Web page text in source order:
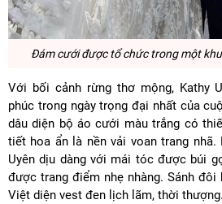
Đám cưới được tổ chức trong một
Với bối cảnh rừng thơ mộng, Kathy
phúc trong ngày trọng đại nhất của
dâu diện bộ áo cưới màu trắng có
tiết hoa ẩn là nền vải voan trang nhã.
Uyên dịu dàng với mái tóc được búi
được trang điểm nhẹ nhàng. Sánh đôi
Việt diện vest đen lịch lãm, thời thượng.